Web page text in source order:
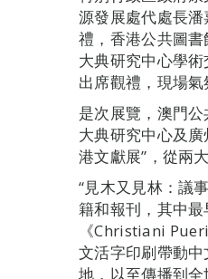
源發展處代處長
禮，香港公共圖
大典研究中心學
出席觀禮，現場氣
是次展覽，澳門
大典研究中心及
港文獻展”，從兩
“見木又見林：議
籍和報刊，其中
《Christiani
文活字印刷帶動
地，以至傳播到